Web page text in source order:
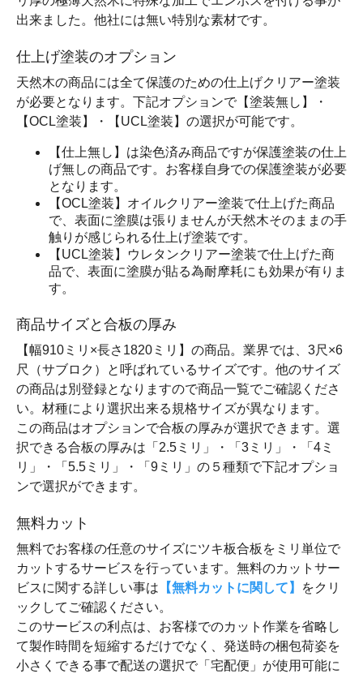
出来ました。他社には無い特別な素材です。
仕上げ塗装のオプション
天然木の商品には全て保護のための仕上げクリアー塗装
が必要となります。下記オプションで【塗装無し】・
【OCL塗装】・【UCL塗装】の選択が可能です。
【仕上無し】は染色済み商品ですが保護塗装の仕上
げ無しの商品です。お客様自身での保護塗装が必要
となります。
【OCL塗装】オイルクリアー塗装で仕上げた商品
で、表面に塗膜は張りませんが天然木そのままの手
触りが感じられる仕上げ塗装です。
【UCL塗装】ウレタンクリアー塗装で仕上げた商
品で、表面に塗膜が貼る為耐摩耗にも効果が有りま
す。
商品サイズと合板の厚み
【幅910ミリ×長さ1820ミリ】の商品。業界では、3尺×6
尺（サブロク）と呼ばれているサイズです。他のサイズ
の商品は別登録となりますので商品一覧でご確認くださ
い。材種により選択出来る規格サイズが異なります。
この商品はオプションで合板の厚みが選択できます。選
択できる合板の厚みは「2.5ミリ」・「3ミリ」・「4ミ
リ」・「5.5ミリ」・「9ミリ」の５種類で下記オプショ
ンで選択ができます。
無料カット
無料でお客様の任意のサイズにツキ板合板をミリ単位で
カットするサービスを行っています。無料のカットサー
ビスに関する詳しい事は 【無料カットに関して】
をクリ
ックしてご確認ください。
このサービスの利点は、お客様でのカット作業を省略し
て製作時間を短縮するだけでなく、発送時の梱包荷姿を
小さくできる事で配送の選択で「宅配便」が使用可能に